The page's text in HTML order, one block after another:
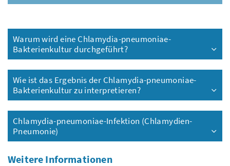
Warum wird eine Chlamydia-pneumoniae-
Bakterienkultur durchgeführt?
Wie ist das Ergebnis der Chlamydia-pneumoniae-
Bakterienkultur zu interpretieren?
Chlamydia-pneumoniae-Infektion (Chlamydien-
Pneumonie)
Weitere Informationen